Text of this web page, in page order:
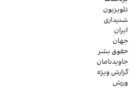
تلویزیون
شنیداری
ایران
جهان
حقوق بشر
جاویدنامان
گزارش ویژه
ورزش